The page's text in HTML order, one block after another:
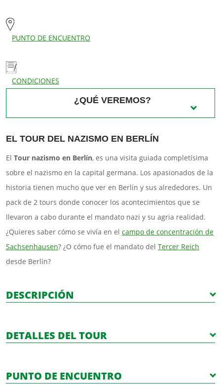
PUNTO DE ENCUENTRO
CONDICIONES
¿QUÉ VEREMOS?
Memorial Soviético
Museo de la Resistencia
Ministerio de las Fuerzas Aéreas
Ministerio de propaganda nazi
Ubicación del búnker de Hitler
EL TOUR DEL NAZISMO EN BERLÍN
El Tour nazismo en Berlín, es una visita guiada completísima
sobre el nazismo en la capital germana. Los apasionados de la
historia tienen mucho que ver en Berlín y sus alrededores. Un
pack de 2 tours donde conocer los acontecimientos que se
llevaron a cabo durante el mandato nazi y su agria realidad.
¿Quieres saber cómo se vivía en el campo de concentración de
Sachsenhausen? ¿O cómo fue el mandato del Tercer Reich
desde Berlín?
DESCRIPCIÓN
TERCER REICH
habilidad de la propaganda nazi en la construcción nacional e
DETALLES DEL TOUR
Días disponibles
Hora
PUNTO DE ENCUENTRO